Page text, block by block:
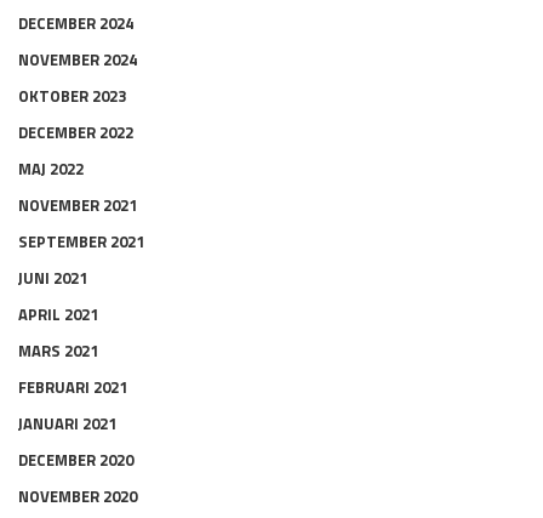
DECEMBER 2024
NOVEMBER 2024
OKTOBER 2023
DECEMBER 2022
MAJ 2022
NOVEMBER 2021
SEPTEMBER 2021
JUNI 2021
APRIL 2021
MARS 2021
FEBRUARI 2021
JANUARI 2021
DECEMBER 2020
NOVEMBER 2020